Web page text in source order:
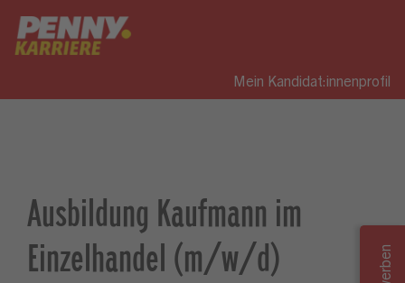
Mein Kandidat:innenprofil
Ausbildung Kaufmann im
Einzelhandel (m/w/d)